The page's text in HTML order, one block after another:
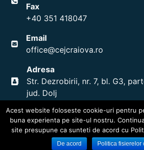
Fax
+40 351 418047
Email
office@cejcraiova.ro
Adresa
Str. Dezrobirii, nr. 7, bl. G3,
jud. Dolj
Copyright © 2012-2019 CEJ Craiova
www.acron.ro
Acest website foloseste cookie-uri pentru
buna experienta pe site-ul nostru.
site presupune ca sunteti de acord cu
De acord Politica fisierelor